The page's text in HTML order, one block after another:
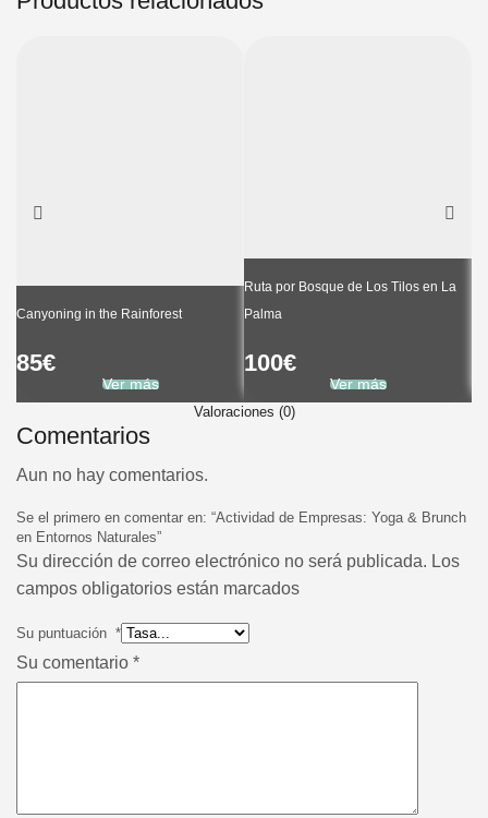
Canyoning in the Rainforest
85€
Ver más
Ruta por Bosque de Los Tilos en La
Palma
100€
Ver más
Valoraciones (0)
Comentarios
Aun no hay comentarios.
Se el primero en comentar en: “Actividad de Empresas: Yoga & Brunch
en Entornos Naturales”
Su dirección de correo electrónico no será publicada. Los
campos obligatorios están marcados
Su puntuación *
Su comentario *